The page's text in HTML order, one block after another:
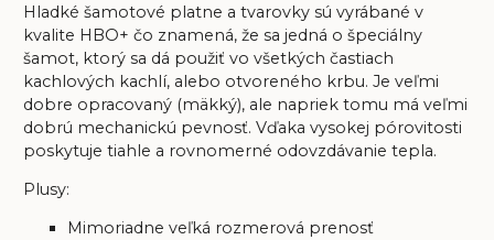
Hladké šamotové platne a tvarovky sú vyrábané v
kvalite HBO+ čo znamená, že sa jedná o špeciálny
šamot, ktorý sa dá použiť vo všetkých častiach
kachlových kachlí, alebo otvoreného krbu. Je veľmi
dobre opracovaný (mäkký), ale napriek tomu má veľmi
dobrú mechanickú pevnosť. Vďaka vysokej pórovitosti
poskytuje tiahle a rovnomerné odovzdávanie tepla.
Plusy:
Mimoriadne veľká rozmerová prenosť